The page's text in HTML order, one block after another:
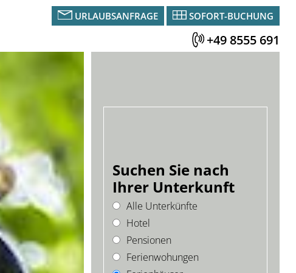
URLAUBSANFRAGE SOFORT-BUCHUNG
+49 8555 691
Suchen Sie nach
Ihrer Unterkunft
Alle Unterkünfte
Hotel
Pensionen
Ferienwohungen